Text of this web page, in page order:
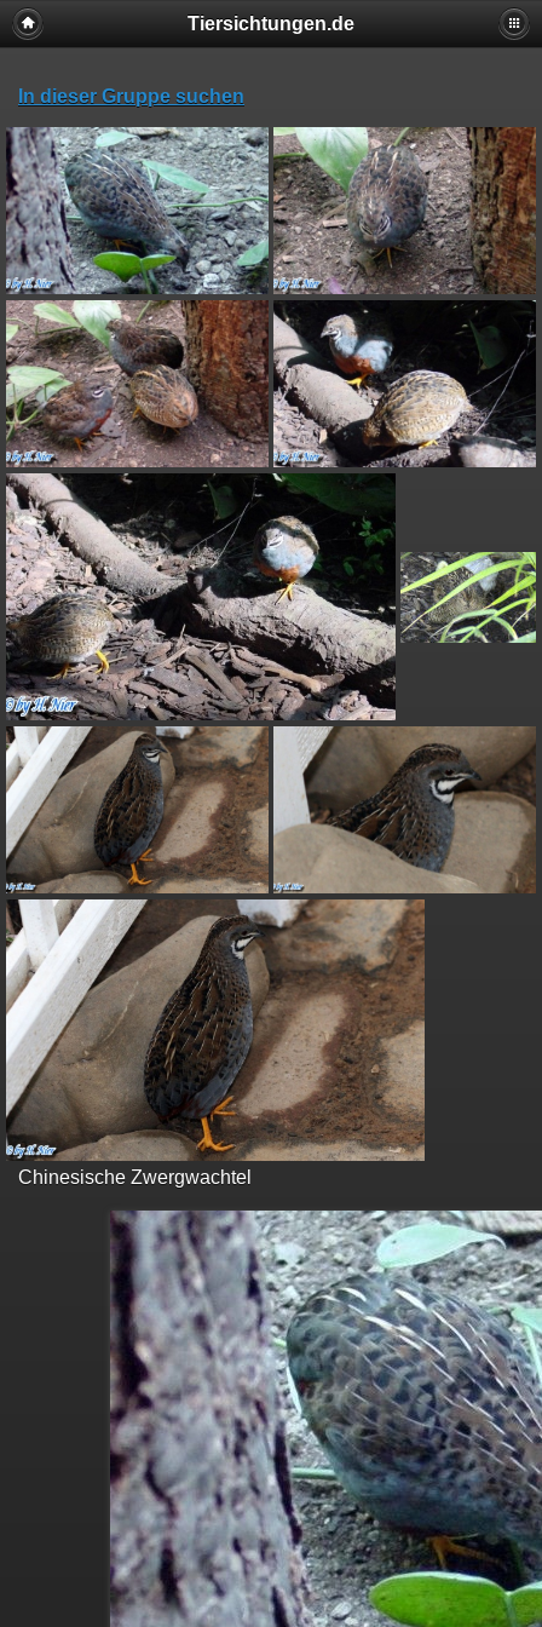
Tiersichtungen.de
In dieser Gruppe suchen
Chinesische Zwergwachtel